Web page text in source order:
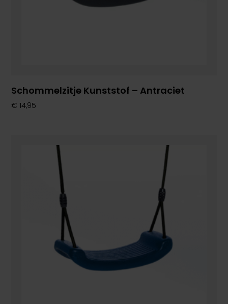
Schommelzitje Kunststof – Antraciet
€ 14,95